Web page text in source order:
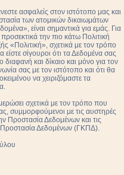
ασφαλείς στον ιστότοπο μας και
των ατομικών δικαιωμάτων
είναι σημαντικά για εμάς. Για
την πιο κάτω Πολιτική
«Πολιτική», σχετικά με τον τρόπο
σίγουροι ότι τα Δεδομένα σας
και δίκαιο και μόνο για τον
σας με τον ιστότοπο και ότι θα
να χειριζόμαστε τα
σχετικά με τον τρόπο που
συμμορφούμενοι με τις αυστηρές
Προστασία Δεδομένων και τις
Προστασία Δεδομένων (ΓΚΠΔ).